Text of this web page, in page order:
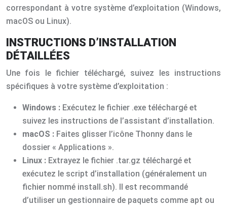
correspondant à votre système d’exploitation (Windows,
macOS ou Linux).
INSTRUCTIONS D’INSTALLATION
DÉTAILLÉES
Une fois le fichier téléchargé, suivez les instructions
spécifiques à votre système d’exploitation :
Windows : Exécutez le fichier .exe téléchargé et
suivez les instructions de l’assistant d’installation.
macOS : Faites glisser l’icône Thonny dans le
dossier « Applications ».
Linux : Extrayez le fichier .tar.gz téléchargé et
exécutez le script d’installation (généralement un
fichier nommé install.sh). Il est recommandé
d’utiliser un gestionnaire de paquets comme apt ou